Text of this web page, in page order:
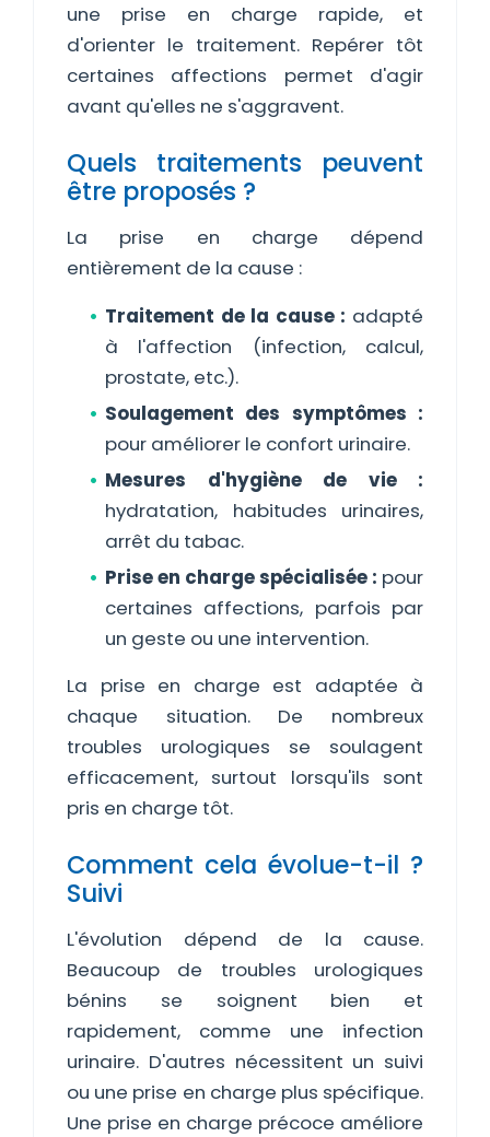
une prise en charge rapide, et
d'orienter le traitement. Repérer tôt
certaines affections permet d'agir
avant qu'elles ne s'aggravent.
Quels traitements peuvent
être proposés ?
La prise en charge dépend
entièrement de la cause :
Traitement de la cause : adapté
à l'affection (infection, calcul,
prostate, etc.).
Soulagement des symptômes :
pour améliorer le confort urinaire.
Mesures d'hygiène de vie :
hydratation, habitudes urinaires,
arrêt du tabac.
Prise en charge spécialisée : pour
certaines affections, parfois par
un geste ou une intervention.
La prise en charge est adaptée à
chaque situation. De nombreux
troubles urologiques se soulagent
efficacement, surtout lorsqu'ils sont
pris en charge tôt.
Comment cela évolue-t-il ?
Suivi
L'évolution dépend de la cause.
Beaucoup de troubles urologiques
bénins se soignent bien et
rapidement, comme une infection
urinaire. D'autres nécessitent un suivi
ou une prise en charge plus spécifique.
Une prise en charge précoce améliore